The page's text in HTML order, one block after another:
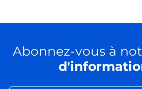
Abonnez-vous à